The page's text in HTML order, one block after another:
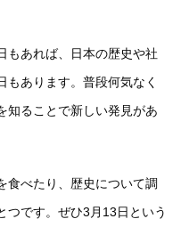
もあれば、日本の歴史や社
あります。普段何気なく
知ることで新しい発見があ
食べたり、歴史について調
つです。ぜひ3月13日という